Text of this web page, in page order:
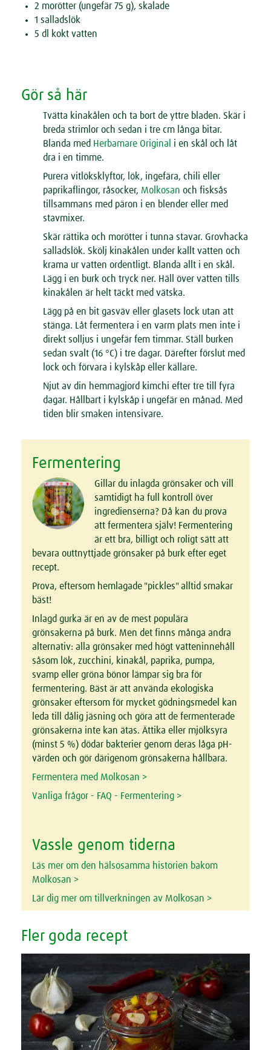
2 morötter (ungefär 75 g), skalade
1 salladslök
5 dl kokt vatten
Gör så här
Tvätta kinakålen och ta bort de yttre bladen. Skär i
breda strimlor och sedan i tre cm långa bitar.
Blanda med Herbamare Original
i en skål och låt
dra i en timme.
Purera vitlöksklyftor, lök, ingefära, chili eller
paprikaflingor, råsocker, Molkosan och fisksås
tillsammans med päron i en blender eller med
stavmixer.
Skär rättika och morötter i tunna stavar. Grovhacka
salladslök. Skölj kinakålen under kallt vatten och
krama ur vatten ordentligt. Blanda allt i en skål.
Lägg i en burk och tryck ner. Häll över vatten tills
kinakålen är helt täckt med vätska.
Lägg på en bit gasväv eller glasets lock utan att
stänga. Låt fermentera i en varm plats men inte i
direkt solljus i ungefär fem timmar. Ställ burken
sedan svalt (16 °C) i tre dagar. Därefter förslut med
lock och förvara i kylskåp eller källare.
Njut av din hemmagjord kimchi efter tre till fyra
dagar. Hållbart i kylskåp i ungefär en månad. Med
tiden blir smaken intensivare.
Fermentering
Gillar du inlagda grönsaker och vill
samtidigt ha full kontroll över
ingredienserna? Då kan du prova
att fermentera själv! Fermentering
är ett bra, billigt och roligt sätt att
bevara outtnyttjade grönsaker på burk efter eget
recept.
Prova, eftersom hemlagade "pickles" alltid smakar
bäst!
Inlagd gurka är en av de mest populära
grönsakerna på burk. Men det finns många andra
alternativ: alla grönsaker med högt vatteninnehåll
såsom lök, zucchini, kinakål, paprika, pumpa,
svamp eller gröna bönor lämpar sig bra för
fermentering. Bäst är att använda ekologiska
grönsaker eftersom för mycket gödningsmedel kan
leda till dålig jäsning och göra att de fermenterade
grönsakerna inte kan ätas. Ättika eller mjölksyra
(minst 5 %) dödar bakterier genom deras låga pH-
värden och gör därigenom grönsakerna hållbara.
Fermentera med Molkosan >
Vanliga frågor - FAQ - Fermentering >
Vassle genom tiderna
Läs mer om den hälsosamma historien bakom
Molkosan >
Lär dig mer om tillverkningen av Molkosan >
Fler goda recept